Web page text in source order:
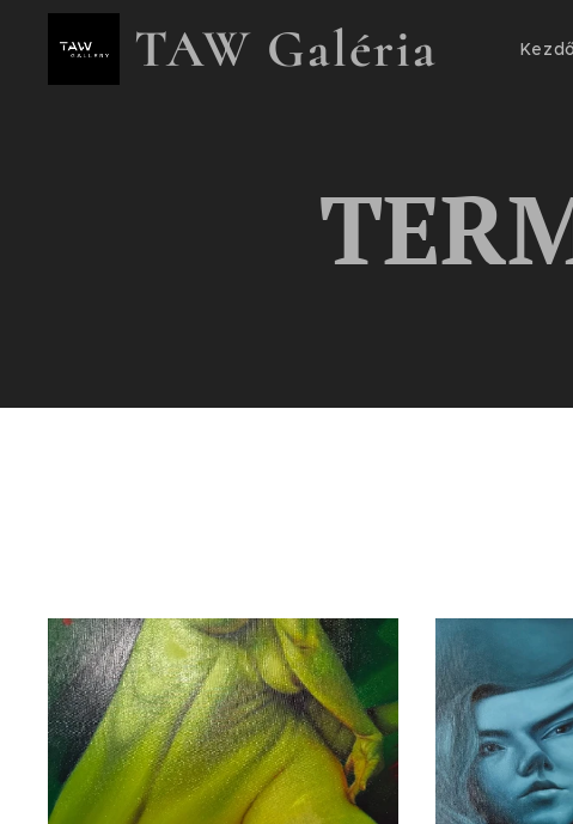
TAW Galéria